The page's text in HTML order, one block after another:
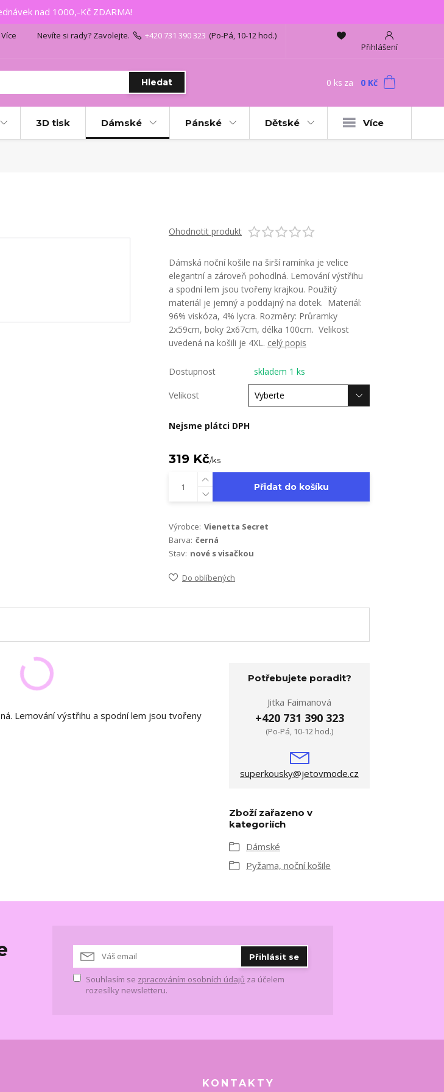
nad 1000,-Kč ZDARMA!
Více
Přihlášení
Hledat
Nevíte si rady? Zavolejte. +420 731 390 323 (Po-Pá, 10-12 hod.)
0 ks za 0 Kč
3D tisk Dámské Pánské Dětské Více
Ohodnotit produkt
Dámská noční košile na širší ramínka je velice
elegantní a zároveň pohodlná. Lemování výstřihu
a spodní lem jsou tvořeny krajkou. Použitý
materiál je jemný a poddajný na dotek. Materiál:
96% viskóza, 4% lycra. Rozměry: Průramky
2x59cm, boky 2x67cm, délka 100cm. Velikost
uvedená na košili je 4XL. celý popis
Dostupnost skladem 1 ks
Velikost
Nejsme plátci DPH
319 Kč/ks
Přidat do košíku
Výrobce: Vienetta Secret
Barva: černá
Stav: nové s visačkou
Do oblíbených
Lemování výstřihu a spodní lem jsou tvořeny
Potřebujete poradit?
Jitka Faimanová
+420 731 390 323
(Po-Pá, 10-12 hod.)
superkousky@jetovmode.cz
Zboží zařazeno v
kategoriích
Dámské
Pyžama, noční košile
Přihlásit se
Souhlasím se zpracováním osobních údajů za účelem
rozesílky newsletteru.
KONTAKTY